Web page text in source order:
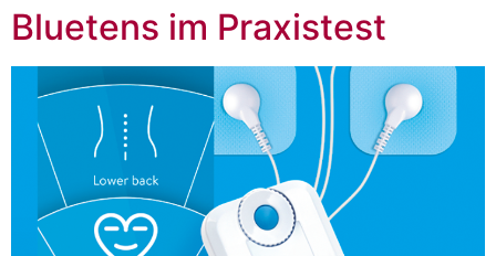
Bluetens im Praxistest